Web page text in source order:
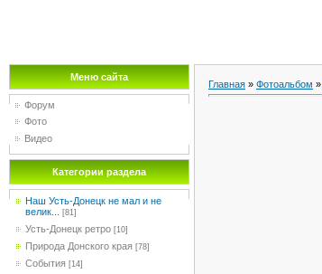
Меню сайта
Форум
Фото
Видео
Категории раздела
Наш Усть-Донецк не мал и не
велик...
[81]
Усть-Донецк ретро [10]
Природа Донского края [78]
События [14]
Главная » Фотоальбом »